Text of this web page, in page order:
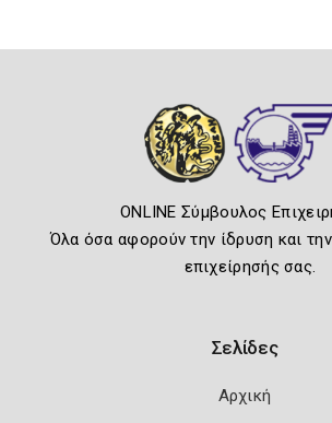
ONLINE Σύμβουλος
Όλα όσα αφορούν την ίδρυση και την
επιχείρησής σας.
Σελίδες
Αρχική